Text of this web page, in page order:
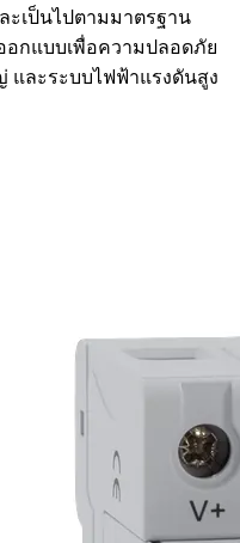
ะเป็นไปตามมาตรฐาน
ออกแบบเพื่อความปลอดภัย
และระบบไฟฟ้าแรงดันสูง